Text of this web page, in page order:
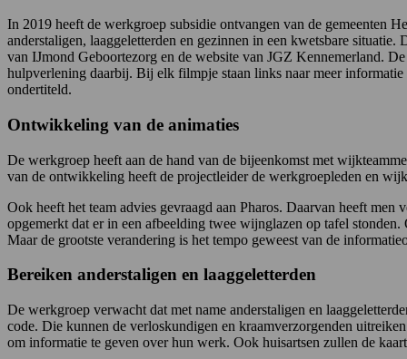
In 2019 heeft de werkgroep subsidie ontvangen van de gemeenten
anderstaligen, laaggeletterden en gezinnen in een kwetsbare
van IJmond Geboortezorg en de website van JGZ Kennemerland.
hulpverlening daarbij. Bij elk filmpje staan links naar meer
ondertiteld.
Ontwikkeling van de animaties
De werkgroep heeft aan de hand van de bijeenkomst met
van de ontwikkeling heeft de projectleider de werkgroepleden en
Ook heeft het team advies gevraagd aan Pharos. Daarvan heeft
opgemerkt dat er in een afbeelding twee wijnglazen op tafel
Maar de grootste verandering is het tempo geweest van de
Bereiken anderstaligen en laaggeletterden
De werkgroep verwacht dat met name anderstaligen en
code. Die kunnen de verloskundigen en kraamverzorgenden
om informatie te geven over hun werk. Ook huisartsen zullen de